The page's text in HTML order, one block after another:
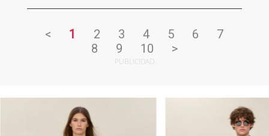
< 1 2 3 4 5 6
7
8
9 10 >
PUBLICIDAD